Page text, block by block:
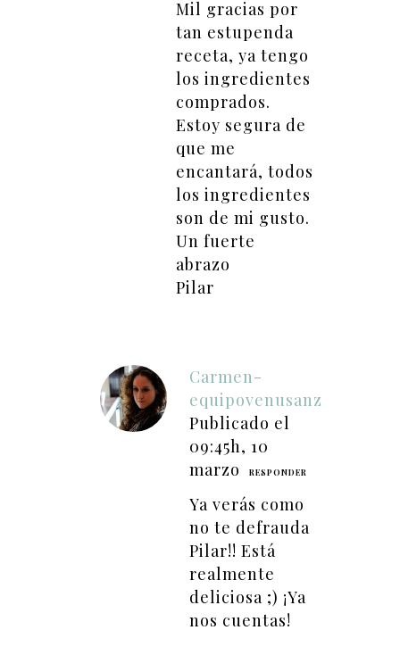
Mil gracias por
tan estupenda
receta, ya tengo
los ingredientes
comprados.
Estoy segura de
que me
encantará, todos
los ingredientes
son de mi gusto.
Un fuerte
abrazo
Pilar
Carmen-
equipovenusanz
Publicado el
09:45h, 10
marzo
RESPONDER
Ya verás como
no te defrauda
Pilar!! Está
realmente
deliciosa ;) ¡Ya
nos cuentas!